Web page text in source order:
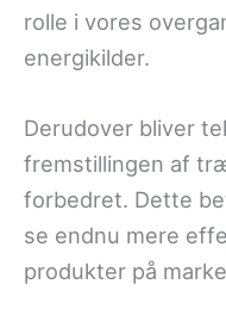
rolle i vores
energikilder.
Derudover bliver
fremstillingen af
forbedret. Dette
se endnu mere
produkter på